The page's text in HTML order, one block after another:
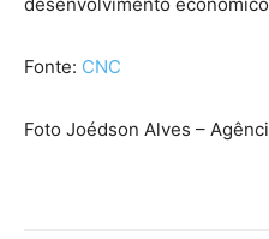
Fonte: CNC
Foto Joédson Alves –